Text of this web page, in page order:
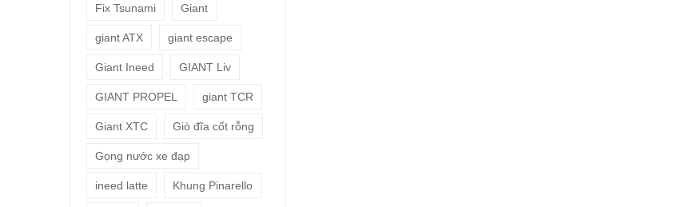
Fix Tsunami Giant
giant ATX giant escape
Giant Ineed GIANT Liv
GIANT PROPEL giant TCR
Giant XTC Giò đĩa cốt rỗng
Gọng nước xe đạp
ineed latte Khung Pinarello